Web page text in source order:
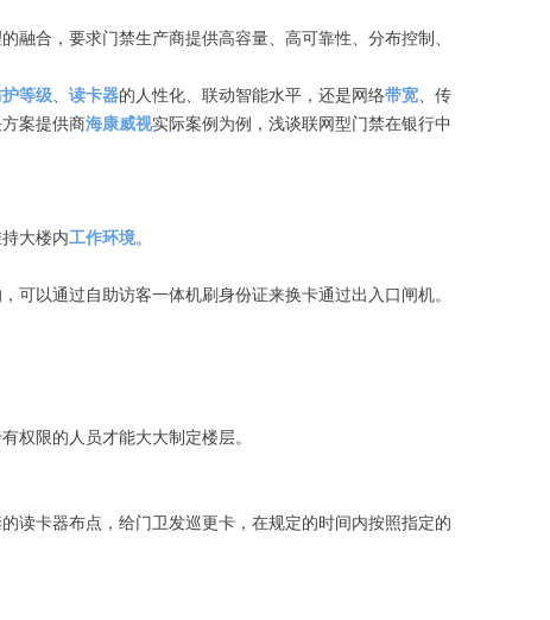
融合，要求门禁生产商提供高容量、高可靠性、分布控制、
护等级、 读卡器的人性化、联动智能水平，还是网络带宽、传
案提供商海康威视实际案例为例，浅谈联网型门禁在银行中
大楼内工作环境。
以通过自助访客一体机刷身份证来换卡通过出入口闸机。
限的人员才能大大制定楼层。
卡器布点，给门卫发巡更卡，在规定的时间内按照指定的